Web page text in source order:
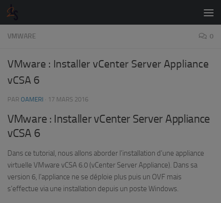
Skip to content
VMWARE 0
VMware : Installer vCenter Server Appliance
vCSA 6
PAR OAMERI · 17 MARS 2016
VMware : Installer vCenter Server Appliance
vCSA 6
Dans ce tutorial, nous allons aborder l’installation d’une appliance
virtuelle VMware vCSA 6.0 (vCenter Server Appliance). Dans sa
version 6, l’appliance ne se déploie plus puis un OVF mais
s’effectue via une installation depuis un poste Windows.